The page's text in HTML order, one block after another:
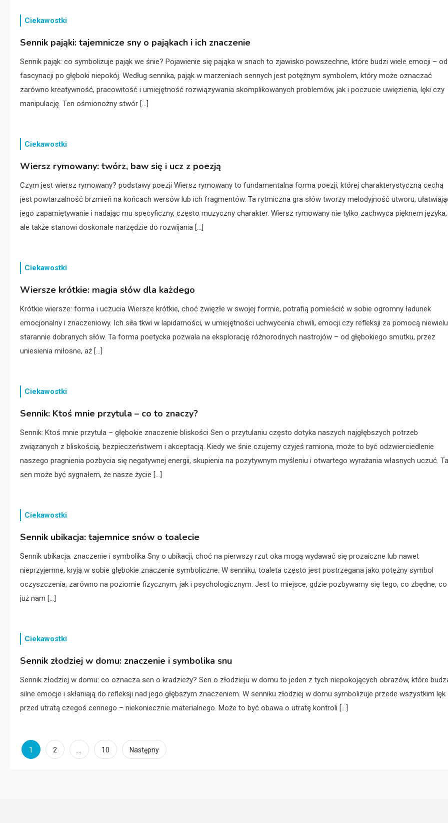
Ciekawostki
Sennik pająki: tajemnicze sny o pająkach i ich znaczenie
Sennik pająk: co symbolizuje pająk we śnie? Pojawienie się pająka w snach to zjawisko powszechne, które budzi wiele emocji – od
fascynacji po głęboki niepokój. Według sennika, pająk w marzeniach sennych jest potężnym symbolem, który może oznaczać
zarówno kreatywność, pracowitość i umiejętność rozwiązywania skomplikowanych problemów, jak i poczucie uwięzienia, lęki czy
manipulację. Ten ośmionożny stwór […]
Ciekawostki
Wiersz rymowany: twórz, baw się i ucz z poezją
Czym jest wiersz rymowany? podstawy poezji Wiersz rymowany to fundamentalna forma poezji, której charakterystyczną cechą
jest powtarzalność brzmień na końcach wersów lub ich fragmentów. Ta rytmiczna gra słów tworzy melodyjność utworu,
jego zapamiętywanie i nadając mu specyficzny, często muzyczny charakter. Wiersz rymowany nie tylko zachwyca pięknem języka,
ale także stanowi doskonałe narzędzie do rozwijania […]
Ciekawostki
Wiersze krótkie: magia słów dla każdego
Krótkie wiersze: forma i uczucia Wiersze krótkie, choć zwięzłe w swojej formie, potrafią pomieścić w sobie ogromny ładunek
emocjonalny i znaczeniowy. Ich siła tkwi w lapidarności, w umiejętności uchwycenia chwili, emocji czy refleksji za pomocą
starannie dobranych słów. Ta forma poetycka pozwala na eksplorację różnorodnych nastrojów – od głębokiego smutku, przez
uniesienia miłosne, aż […]
Ciekawostki
Sennik: Ktoś mnie przytula – co to znaczy?
Sennik: Ktoś mnie przytula – głębokie znaczenie bliskości Sen o przytulaniu często dotyka naszych najgłębszych potrzeb
związanych z bliskością, bezpieczeństwem i akceptacją. Kiedy we śnie czujemy czyjeś ramiona, może to być odzwierciedlenie
naszego pragnienia pozbycia się negatywnej energii, skupienia na pozytywnym myśleniu i otwartego wyrażania własnych uczuć.
sen może być sygnałem, że nasze życie […]
Ciekawostki
Sennik ubikacja: tajemnice snów o toalecie
Sennik ubikacja: znaczenie i symbolika Sny o ubikacji, choć na pierwszy rzut oka mogą wydawać się prozaiczne lub nawet
nieprzyjemne, kryją w sobie głębokie znaczenie symboliczne. W senniku, toaleta często jest postrzegana jako potężny symbol
oczyszczenia, zarówno na poziomie fizycznym, jak i psychologicznym. Jest to miejsce, gdzie pozbywamy się tego, co zbędne, co
już nam […]
Ciekawostki
Sennik złodziej w domu: znaczenie i symbolika snu
Sennik złodziej w domu: co oznacza sen o kradzieży? Sen o złodzieju w domu to jeden z tych niepokojących obrazów, które
silne emocje i skłaniają do refleksji nad jego głębszym znaczeniem. W senniku złodziej w domu symbolizuje przede wszystkim lęk
przed utratą czegoś cennego – niekoniecznie materialnego. Może to być obawa o utratę kontroli […]
Stronicowanie
1 2 … 10 Następny